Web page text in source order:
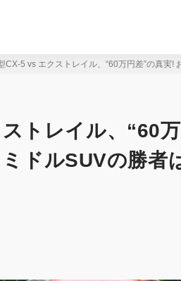
CX-5 vs エクストレイル、“60万円差”の真実!
トレイル、“60
ドルSUVの勝者